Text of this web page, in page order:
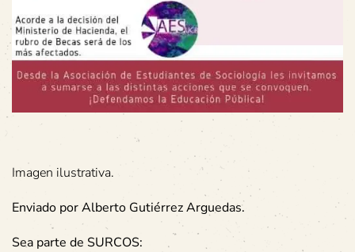
Imagen ilustrativa.
Enviado por Alberto Gutiérrez Arguedas.
Sea parte de SURCOS: